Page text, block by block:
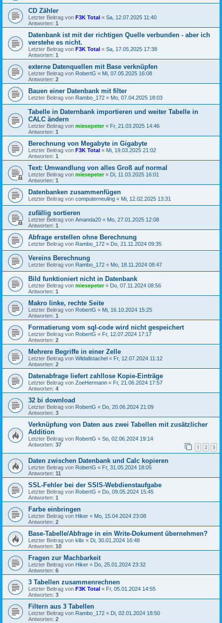
CD Zähler
Letzter Beitrag von F3K Total « Sa, 12.07.2025 11:40
Antworten: 1
Datenbank ist mit der richtigen Quelle verbunden - aber ich
verstehe es nicht.
Letzter Beitrag von F3K Total « Sa, 17.05.2025 17:38
Antworten: 1
externe Datenquellen mit Base verknüpfen
Letzter Beitrag von RobertG « Mi, 07.05.2025 16:08
Antworten: 2
Bauen einer Datenbank mit filter
Letzter Beitrag von Rambo_172 « Mo, 07.04.2025 18:03
Tabelle in Daternbank importieren und weiter Tabelle in
CALC ändern
Letzter Beitrag von miesepeter« Fr, 21.03.2025 14:46
Antworten: 1
Berechnung von Megabyte in Gigabyte
Letzter Beitrag von F3K Total « Mi, 19.03.2025 21:02
Antworten: 1
Text: Umwandlung von alles Groß auf normal
Letzter Beitrag von miesepeter« Di, 11.03.2025 16:01
Antworten: 1
Datenbanken zusammenfügen
Letzter Beitrag von computerneuling « Mi, 12.02.2025 13:31
zufällig sortieren
Letzter Beitrag von Amanda20 « Mo, 27.01.2025 12:08
Antworten: 1
Abfrage erstellen ohne Berechnung
Letzter Beitrag von Rambo_172 « Do, 21.11.2024 09:35
Vereins Berechnung
Letzter Beitrag von Rambo_172 « Mo, 18.11.2024 08:47
Bild funktioniert nicht in Datenbank
Letzter Beitrag von miesepeter« Do, 07.11.2024 08:56
Antworten: 1
Makro linke, rechte Seite
Letzter Beitrag von RobertG « Mi, 16.10.2024 15:25
Antworten: 1
Formatierung vom sql-code wird nicht gespeichert
Letzter Beitrag von RobertG « Fr, 12.07.2024 17:17
Antworten: 2
Mehrere Begriffe in einer Zelle
Letzter Beitrag von Wildallstachel « Fr, 12.07.2024 11:12
Antworten: 2
Datenabfrage liefert zahllose Kopie-Einträge
Letzter Beitrag von ZoeHermann « Fr, 21.06.2024 17:57
Antworten: 4
32 bi download
Letzter Beitrag von RobertG « Do, 20.06.2024 21:09
Antworten: 3
Verknüpfung von Daten aus zwei Tabellen mit zusätzlicher
Addition
Letzter Beitrag von RobertG « So, 02.06.2024 19:14
Antworten: 37 1 2 3
Daten zwischen Datenbank und Calc kopieren
Letzter Beitrag von RobertG « Fr, 31.05.2024 18:05
Antworten: 11
SSL-Fehler bei der SSIS-Webdienstaufgabe
Letzter Beitrag von RobertG « Do, 09.05.2024 15:45
Antworten: 1
Farbe einbringen
Letzter Beitrag von Hiker « Mo, 15.04.2024 23:08
Antworten: 2
Base-Tabelle/Abfrage in ein Write-Dokument übernehmen?
Letzter Beitrag von kilix « Di, 30.01.2024 16:48
Antworten: 10
Fragen zur Machbarkeit
Letzter Beitrag von Hiker « Do, 25.01.2024 23:32
Antworten: 6
3 Tabellen zusammenrechnen
Letzter Beitrag von F3K Total « Fr, 05.01.2024 14:55
Antworten: 3
Filtern aus 3 Tabellen
Letzter Beitrag von Rambo_172 « Di, 02.01.2024 18:50
Antworten: 2